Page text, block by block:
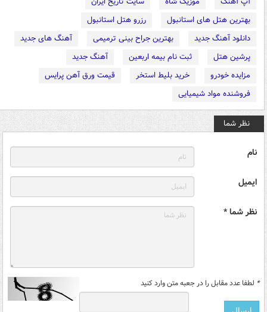
بهترین هتل های استانبول
رزرو هتل استانبول
دانلود آهنگ جدید
بهترین جراح بینی ترمیمی
آهنگ های جدید
پرشین هتل
ثبت نام بیمه اربعین
آهنگ جدید
مزایده خودرو
خرید بلیط استخر
قیمت ورق آهن پرایس
فروشنده مواد شیمیایی
نظر شما
نام
ایمیل
نظر شما *
* لطفا عدد مقابل را در جعبه متن وارد کنید